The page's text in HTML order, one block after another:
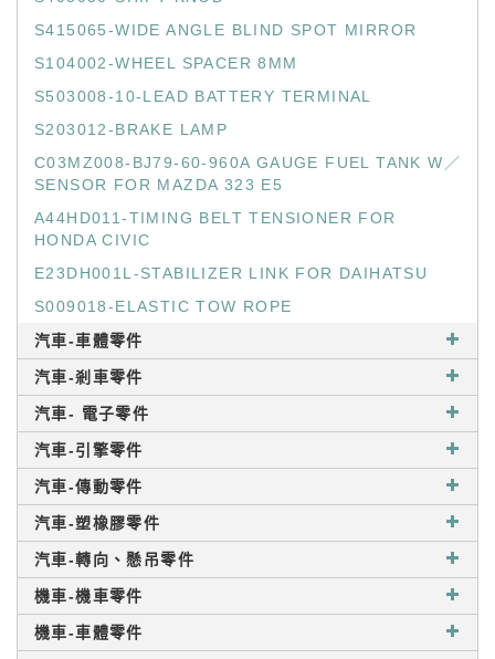
S415065-WIDE ANGLE BLIND SPOT MIRROR
S104002-WHEEL SPACER 8MM
S503008-10-LEAD BATTERY TERMINAL
S203012-BRAKE LAMP
C03MZ008-BJ79-60-960A GAUGE FUEL TANK W／
SENSOR FOR MAZDA 323 E5
A44HD011-TIMING BELT TENSIONER FOR
HONDA CIVIC
E23DH001L-STABILIZER LINK FOR DAIHATSU
S009018-ELASTIC TOW ROPE
汽車-車體零件
汽車-剎車零件
汽車- 電子零件
汽車-引擎零件
汽車-傳動零件
汽車-塑橡膠零件
汽車-轉向、懸吊零件
機車-機車零件
機車-車體零件